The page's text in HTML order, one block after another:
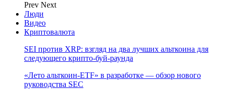
Prev Next
Люди
Видео
Криптовалюта
SEI против XRP: взгляд на два лучших альткоина для
следующего крипто-буй-раунда
«Лето альткоин-ETF» в разработке — обзор нового
руководства SEC